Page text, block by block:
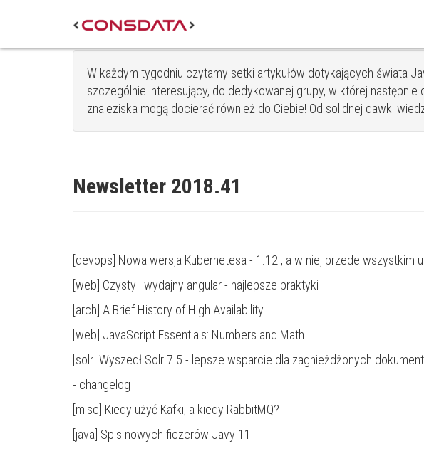
W każdym tygodniu czytamy setki artykułów dotykających świata
szczególnie interesujący, do dedykowanej grupy, w której
znaleziska mogą docierać również do Ciebie! Od solidnej dawki
Newsletter 2018.41
[devops] Nowa wersja Kubernetesa - 1.12. , a w niej przede wszystkim
[web] Czysty i wydajny angular- najlepsze praktyki
[arch] A Brief History of High Availability
[web] JavaScript Essentials: Numbers and Math
[solr] Wyszedł Solr 7.5 - lepsze wsparcie dla zagnieżdżonych
- changelog
[misc] Kiedy użyć Kafki, a kiedy RabbitMQ?
[java] Spis nowych ficzerów Javy 11